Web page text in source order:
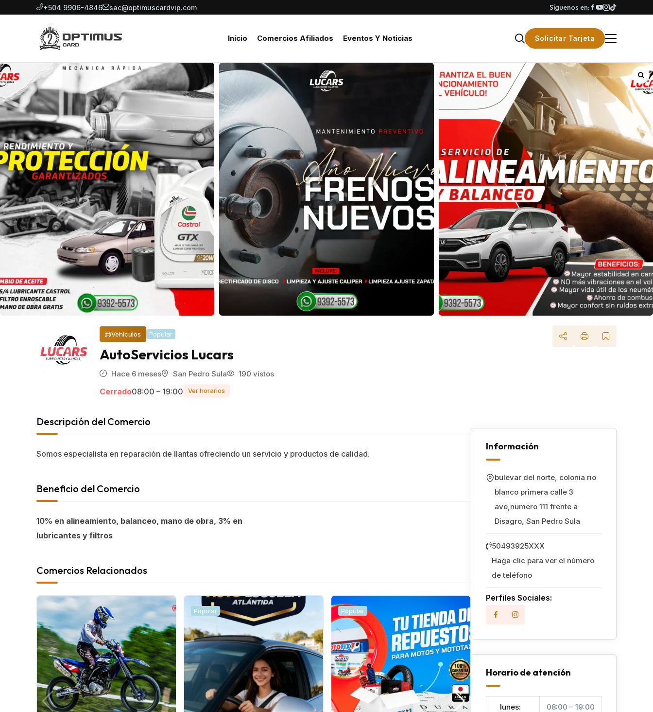
+504 9906-4846 sac@optimuscardvip.com Síguenos en:
Inicio Comercios Afiliados Eventos Y Noticias Solicitar Tarjeta
Vehículos Popular
AutoServicios Lucars
Hace 6 meses San Pedro Sula 190 vistos
Cerrado08:00 – 19:00 Ver horarios
Descripción del Comercio
Somos especialista en reparación de llantas ofreciendo un servicio y productos de calidad.
Beneficio del Comercio
10% en alineamiento, balanceo, mano de obra, 3% en
lubricantes y filtros
Comercios Relacionados
Popular Popular Popular
Información
bulevar del norte, colonia rio
blanco primera calle 3
ave,numero 111 frente a
Disagro, San Pedro Sula
50493925XXX
Haga clic para ver el número
de teléfono
Perfiles Sociales:
Horario de atención
lunes: 08:00 – 19:00